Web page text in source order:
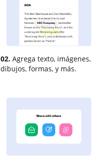
02. Agrega texto, imágenes,
dibujos, formas, y más.